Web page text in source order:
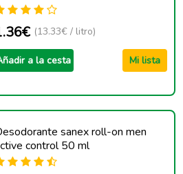
(13.33€ / litro)
a la cesta Mi lista
sanex roll-on men
control 50 ml